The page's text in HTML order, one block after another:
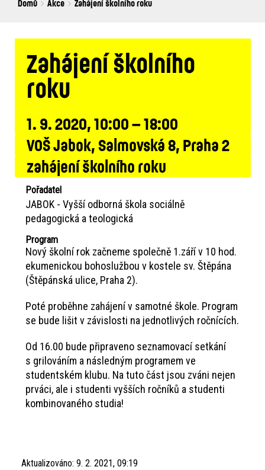
Breadcrumbs
You
Domů Akce Zahájení školního roku
Zahájení školního
roku
1. 9. 2020, 10:00 – 18:00
VOŠ Jabok, Salmovská 8, Praha 2
zahájení školního roku
Pořadatel
JABOK - Vyšší odborná škola sociálně
pedagogická a teologická
Program
Nový školní rok začneme společně 1.září v 10 hod.
ekumenickou bohoslužbou v kostele sv. Štěpána
(Štěpánská ulice, Praha 2).
Poté proběhne zahájení v samotné škole. Program
se bude lišit v závislosti na jednotlivých ročnících.
Od 16.00 bude připraveno seznamovací setkání
s grilováním a následným programem ve
studentském klubu. Na tuto část jsou zváni nejen
prváci, ale i studenti vyšších ročníků a studenti
kombinovaného studia!
Aktualizováno: 9. 2. 2021, 09:19